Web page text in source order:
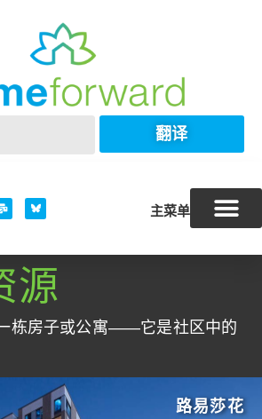
翻译
主菜单
源
栋房子或公寓——它是社区中的
路易莎花